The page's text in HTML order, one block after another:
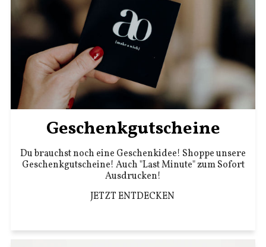
Geschenkgutscheine
Du brauchst noch eine Geschenkidee! Shoppe unsere
Geschenkgutscheine! Auch "Last Minute" zum Sofort
Ausdrucken!
JETZT ENTDECKEN